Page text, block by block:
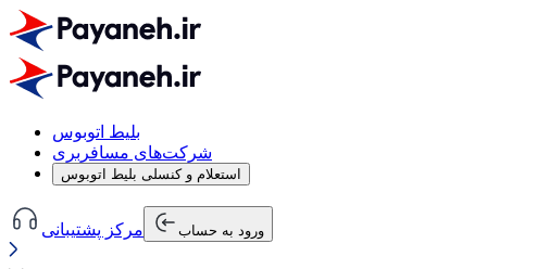
بلیط اتوبوس
شرکت‌های مسافربری
استعلام و کنسلی بلیط اتوبوس
مرکز پشتیبانی ورود به حساب